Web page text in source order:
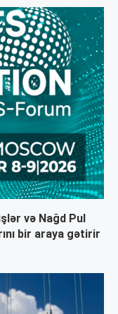
və Nağd Pul
bir araya gətirir